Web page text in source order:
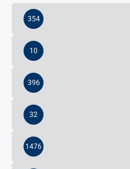
354
10
396
32
1476